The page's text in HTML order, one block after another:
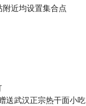
近均设置集合点
送武汉正宗热干面小吃